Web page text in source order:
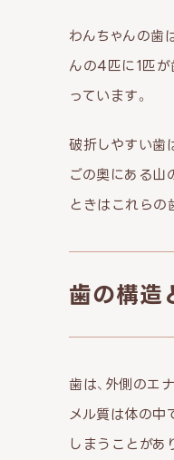
わんちゃんの歯
んの4匹に1匹が
っています。
破折しやすい歯
ごの奥にある山
ときはこれらの
歯の構造
歯は、外側のエ
メル質は体の中
しまうことがあ